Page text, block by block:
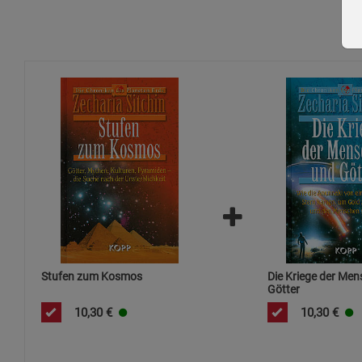
Stufen zum Kosmos
10,30 €
Die Kriege der
Götter
10,30 €